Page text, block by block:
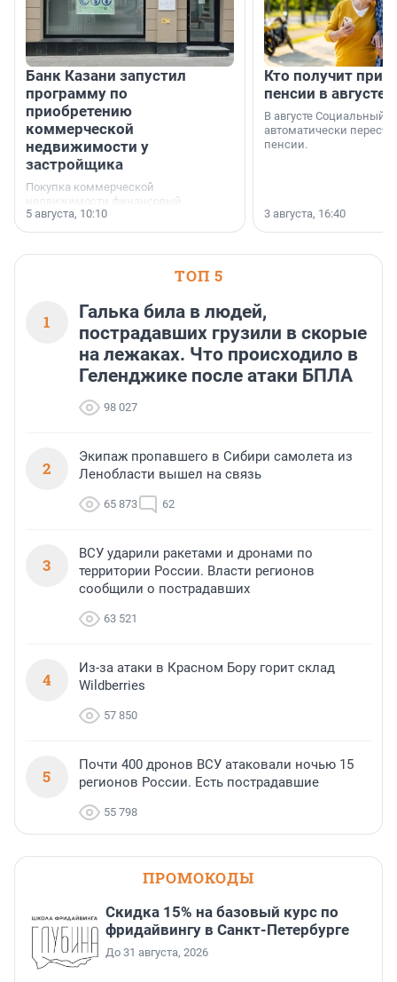
Банк Казани запустил
программу по
приобретению
коммерческой
недвижимости у
застройщика
Покупка коммерческой
недвижимости финансовый
инструмент, доступный для многих
предпринимателей. Будь то новый
или готовый арендный бизнес —
успех сделки зависит от правильного
5 августа, 10:10
Кто получит
пенсии в августе
В августе Социальный
автоматически
пенсии.
3 августа, 16:40
ТОП 5
1
Галька била в людей,
пострадавших грузили в скорые
на лежаках. Что происходило в
Геленджике после атаки БПЛА
98 027
2
Экипаж пропавшего в Сибири самолета из
Ленобласти вышел на связь
65 873 62
3
ВСУ ударили ракетами и дронами по
территории России. Власти регионов
сообщили о пострадавших
63 521
4
Из-за атаки в Красном Бору горит склад
Wildberries
57 850
5
Почти 400 дронов ВСУ атаковали ночью 15
регионов России. Есть пострадавшие
55 798
ПРОМОКОДЫ
Скидка 15% на базовый курс по
фридайвингу в Санкт-Петербурге
До 31 августа, 2026